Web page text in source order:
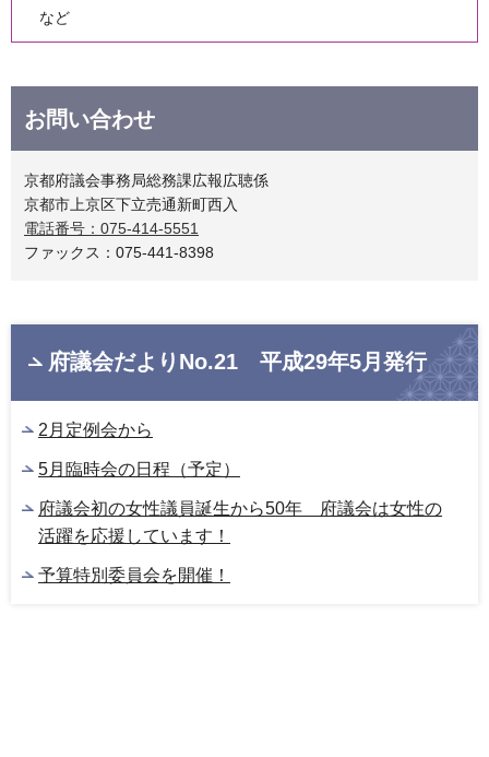
など
お問い合わせ
京都府議会事務局総務課広報広聴係
京都市上京区下立売通新町西入
電話番号：075-414-5551
ファックス：075-441-8398
府議会だよりNo.21 平成29年5月発行
2月定例会から
5月臨時会の日程（予定）
府議会初の女性議員誕生から50年 府議会は女性の
活躍を応援しています！
予算特別委員会を開催！